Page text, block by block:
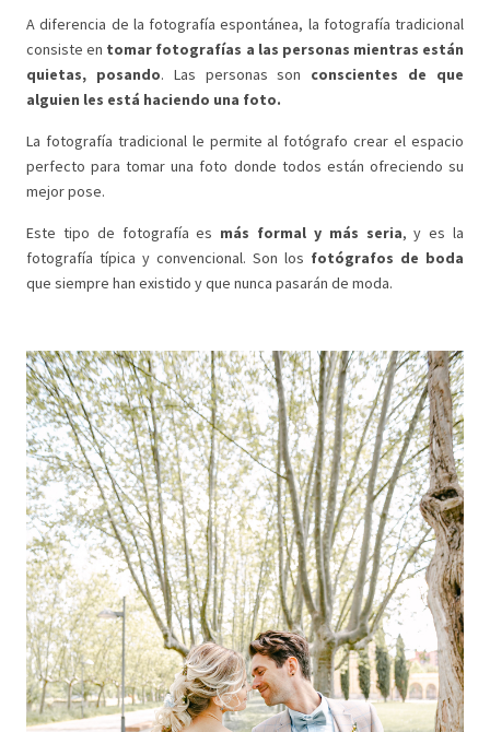
A diferencia de la fotografía espontánea, la fotografía tradicional
consiste en tomar fotografías a las personas mientras están
quietas, posando. Las personas son conscientes de que
alguien les está haciendo una foto.
La fotografía tradicional le permite al fotógrafo crear el espacio
perfecto para tomar una foto donde todos están ofreciendo su
mejor pose.
Este tipo de fotografía es más formal y más seria, y es la
fotografía típica y convencional. Son los fotógrafos de boda
que siempre han existido y que nunca pasarán de moda.